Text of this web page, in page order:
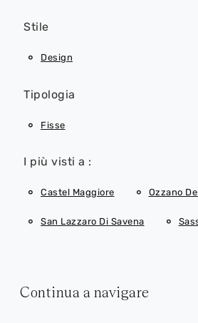
Stile
Design
Tipologia
Fisse
I più visti a :
Castel Maggiore Ozzano
San Lazzaro Di Savena
Continua a navigare